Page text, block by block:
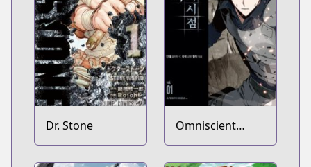
Dr. Stone
Omniscient
Reader's
Viewpoint